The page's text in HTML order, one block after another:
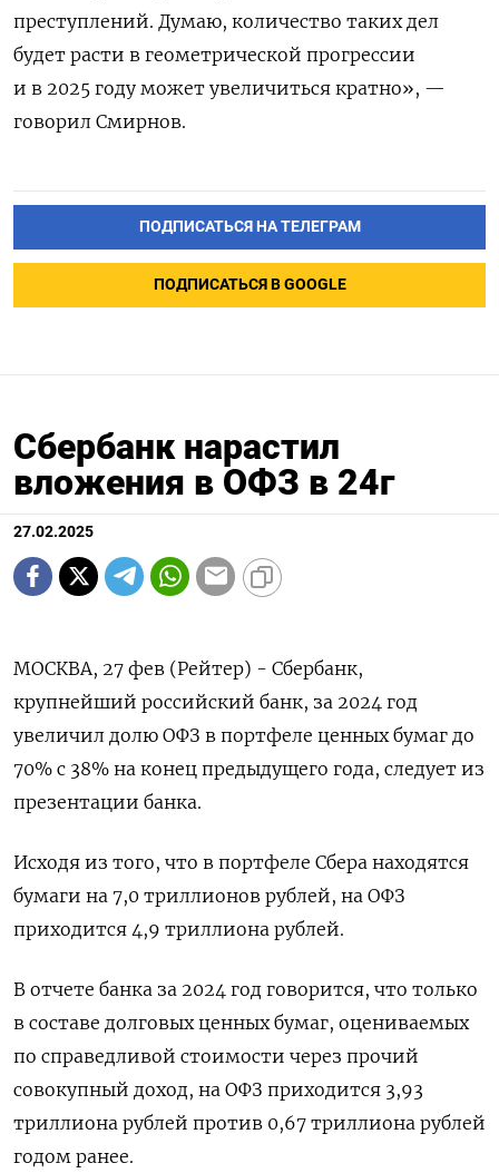
преступлений. Думаю, количество таких дел
будет расти в геометрической прогрессии
и в 2025 году может увеличиться кратно», —
говорил Смирнов.
ПОДПИСАТЬСЯ НА ТЕЛЕГРАМ
ПОДПИСАТЬСЯ В GOOGLE
Сбербанк нарастил
вложения в ОФЗ в 24г
27.02.2025
МОСКВА, 27 фев (Рейтер) - Сбербанк,
крупнейший российский банк, за 2024 год
увеличил долю ОФЗ в портфеле ценных бумаг до
70% с 38% на конец предыдущего года, следует из
презентации банка.
Исходя из того, что в портфеле Сбера находятся
бумаги на 7,0 триллионов рублей, на ОФЗ
приходится 4,9 триллиона рублей.
В отчете банка за 2024 год говорится, что только
в составе долговых ценных бумаг, оцениваемых
по справедливой стоимости через прочий
совокупный доход, на ОФЗ приходится 3,93
триллиона рублей против 0,67 триллиона рублей
годом ранее.